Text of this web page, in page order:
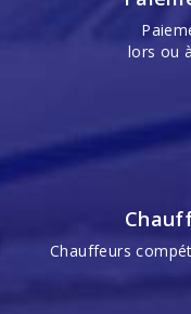
lors ou
Chauffeurs